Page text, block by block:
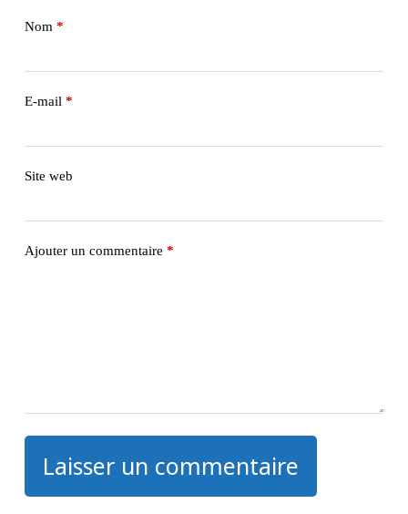
Nom *
E-mail *
Site web
Ajouter un commentaire *
Laisser un commentaire